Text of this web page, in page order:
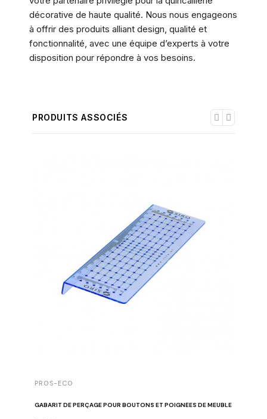
décorative de haute qualité. Nous nous engageons
à offrir des produits alliant design, qualité et
fonctionnalité, avec une équipe d’experts à votre
disposition pour répondre à vos besoins.
PRODUITS ASSOCIÉS
PROS-ECO
GABARIT DE PERÇAGE POUR BOUTONS ET POIGNÉES DE MEUBLE